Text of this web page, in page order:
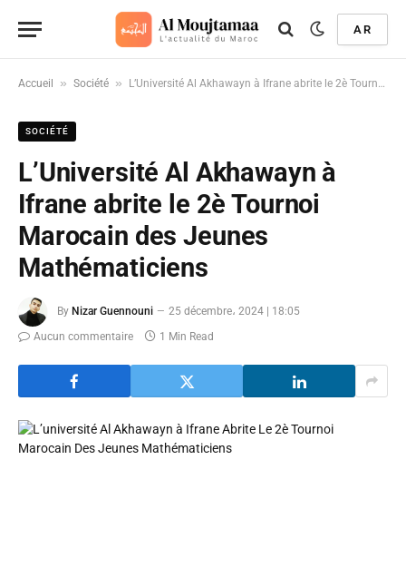
AR
Accueil » Société » L’Université Al Akhawayn à Ifrane abrite le 2è Tournoi Marocain des Jeunes Mathématiciens
SOCIÉTÉ
L’Université Al Akhawayn à
Ifrane abrite le 2è Tournoi
Marocain des Jeunes
Mathématiciens
By Nizar Guennouni
25 décembre، 2024 | 18:05
Aucun commentaire
1 Min Read